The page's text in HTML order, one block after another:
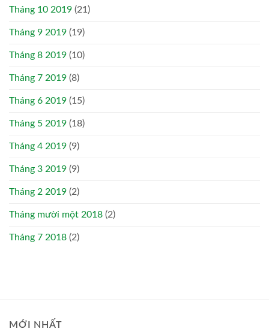
Tháng 10 2019 (21)
Tháng 9 2019 (19)
Tháng 8 2019 (10)
Tháng 7 2019 (8)
Tháng 6 2019 (15)
Tháng 5 2019 (18)
Tháng 4 2019 (9)
Tháng 3 2019 (9)
Tháng 2 2019 (2)
Tháng mười một 2018 (2)
Tháng 7 2018 (2)
MỚI NHẤT